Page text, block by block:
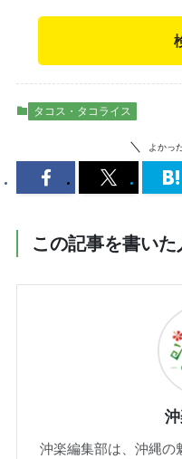
タコス・タコライス
よかっ
この記事を書いた
沖楽編集部は、沖縄の